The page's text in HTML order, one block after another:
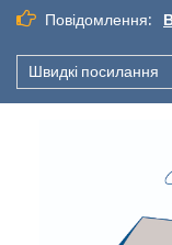
Повідомлення:
Швидкі посилання